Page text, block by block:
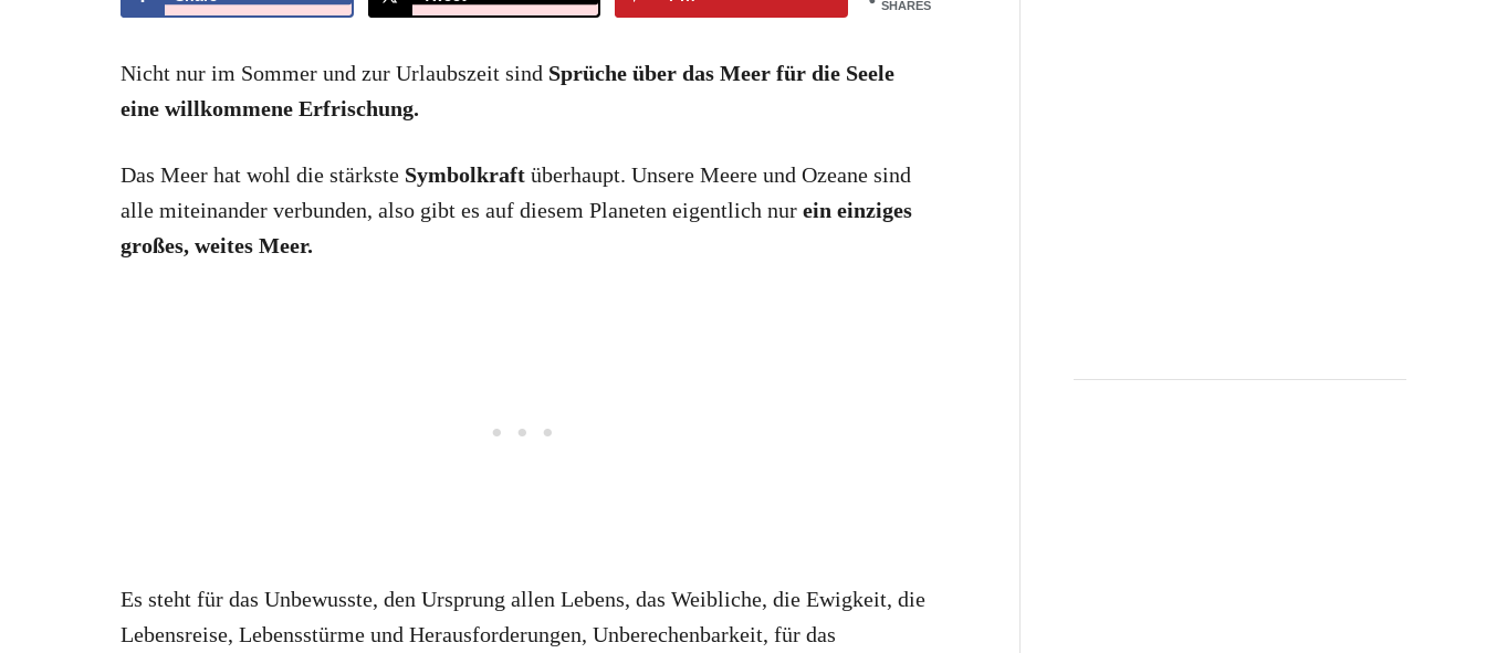
SHARES
Nicht nur im Sommer und zur Urlaubszeit sind Sprüche über das Meer für die Seele
eine willkommene Erfrischung.
Das Meer hat wohl die stärkste Symbolkraft überhaupt. Unsere Meere und Ozeane sind
alle miteinander verbunden, also gibt es auf diesem Planeten eigentlich nur ein einziges
großes, weites Meer.
Es steht für das Unbewusste, den Ursprung allen Lebens, das Weibliche, die Ewigkeit, die
Lebensreise, Lebensstürme und Herausforderungen, Unberechenbarkeit, für das